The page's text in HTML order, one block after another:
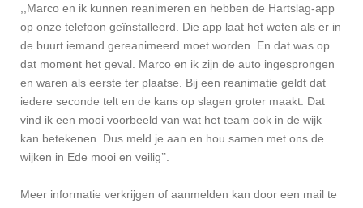
,,Marco en ik kunnen reanimeren en hebben de Hartslag-app
op onze telefoon geïnstalleerd. Die app laat het weten als er in
de buurt iemand gereanimeerd moet worden. En dat was op
dat moment het geval. Marco en ik zijn de auto ingesprongen
en waren als eerste ter plaatse. Bij een reanimatie geldt dat
iedere seconde telt en de kans op slagen groter maakt. Dat
vind ik een mooi voorbeeld van wat het team ook in de wijk
kan betekenen. Dus meld je aan en hou samen met ons de
wijken in Ede mooi en veilig’’.
Meer informatie verkrijgen of aanmelden kan door een mail te